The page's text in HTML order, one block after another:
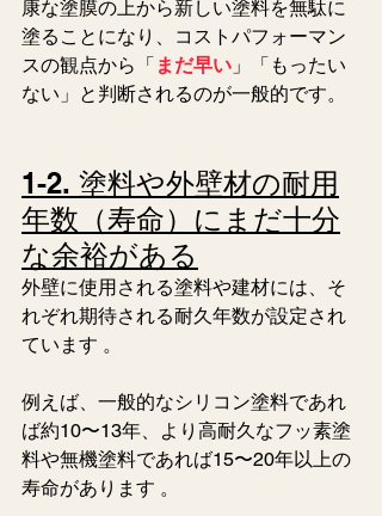
康な塗膜の上から新しい塗料を無駄に
塗ることになり、コストパフォーマン
スの観点から「 まだ早い 」「もったい
ない」と判断されるのが一般的です。
1-2. 塗料や外壁材の耐用
年数（寿命）にまだ十分
な余裕がある
外壁に使用される塗料や建材には、そ
れぞれ期待される耐久年数が設定され
ています 。
例えば、一般的なシリコン塗料であれ
ば約10〜13年、より高耐久なフッ素塗
料や無機塗料であれば15〜20年以上の
寿命があります 。